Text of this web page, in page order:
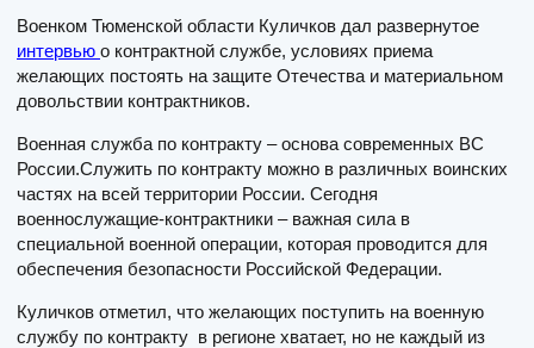
Военком Тюменской области Куличков дал развернутое
интервью о контрактной службе, условиях приема
желающих постоять на защите Отечества и материальном
довольствии контрактников.
Военная служба по контракту – основа современных ВС
России.Служить по контракту можно в различных воинских
частях на всей территории России. Сегодня
военнослужащие-контрактники – важная сила в
специальной военной операции, которая проводится для
обеспечения безопасности Российской Федерации.
Куличков отметил, что желающих поступить на военную
службу по контракту в регионе хватает, но не каждый из